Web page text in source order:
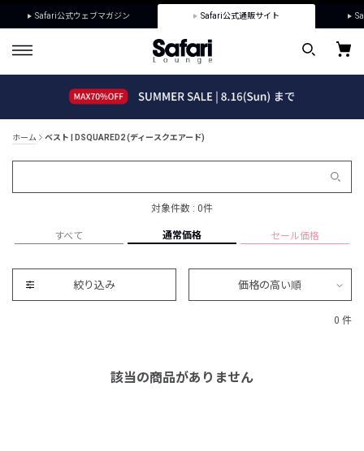
Safari公式ウェブマガジン Safari公式通販サイト
ホーム ベスト | DSQUARED2 (ディースクエアード)
対象件数 : 0件
すべて 通常価格 セール価格
絞り込み 価格の高い順
0 件
該当の商品がありません